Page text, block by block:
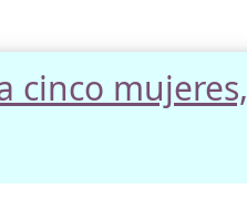
cinco mujeres,